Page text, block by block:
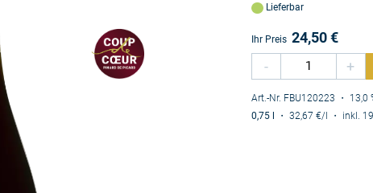
Lieferbar
Ihr Preis 24,50€
-
+
Art.-Nr. FBU120223 ・ 13,0
0,75 l ・32,67 €/l ・ inkl.